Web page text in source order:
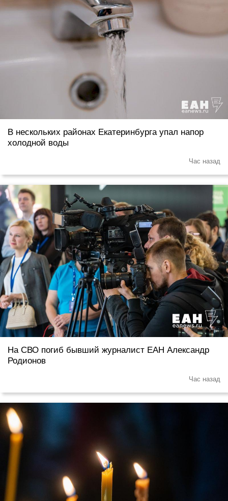
В нескольких районах Екатеринбурга упал напор
холодной воды
Час назад
На СВО погиб бывший журналист ЕАН Александр
Родионов
Час назад